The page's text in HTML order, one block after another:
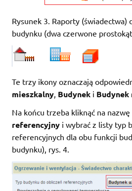
Rysunek 3. Raporty (świadectwa)
budynku (dwa czerwone
Te trzy ikony oznaczają
mieszkalny Budynek i
Na końcu trzeba kliknąć na nazwę
referencyjny i wybrać z listy typ
referencyjnych dla obu funkcji
budynku), rys. 4.